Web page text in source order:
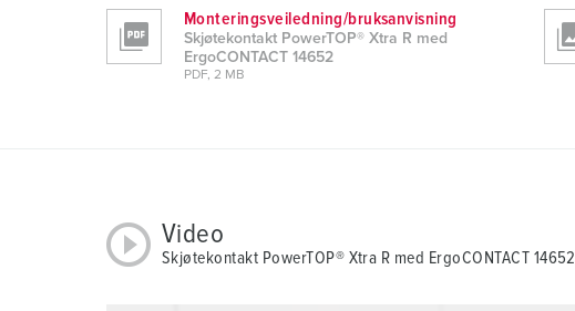
g
u
a
Monteringsveiledning/bruksanvisning
Skjøtekontakt PowerTOP® Xtra R med
ErgoCONTACT 14652
PDF, 2 MB
Video
Skjøtekontakt PowerTOP® Xtra R med ErgoCONTACT 14652